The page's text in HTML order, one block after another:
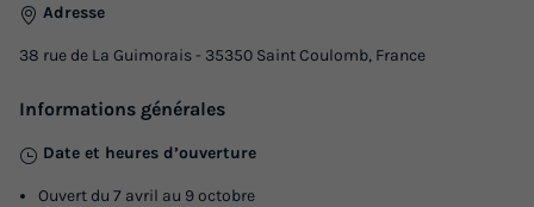
Adresse
38 rue de La Guimorais - 35350 Saint Coulomb, France
Informations générales
Date et heures d’ouverture
Ouvert du 7 avril au 9 octobre